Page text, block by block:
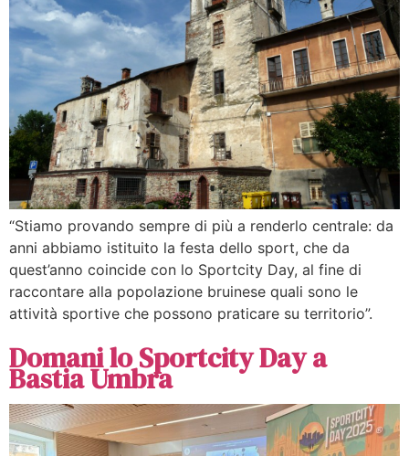
“Stiamo provando sempre di più a renderlo centrale: da
anni abbiamo istituito la festa dello sport, che da
quest’anno coincide con lo Sportcity Day, al fine di
raccontare alla popolazione bruinese quali sono le
attività sportive che possono praticare su territorio”.
Domani lo Sportcity Day a
Bastia Umbra